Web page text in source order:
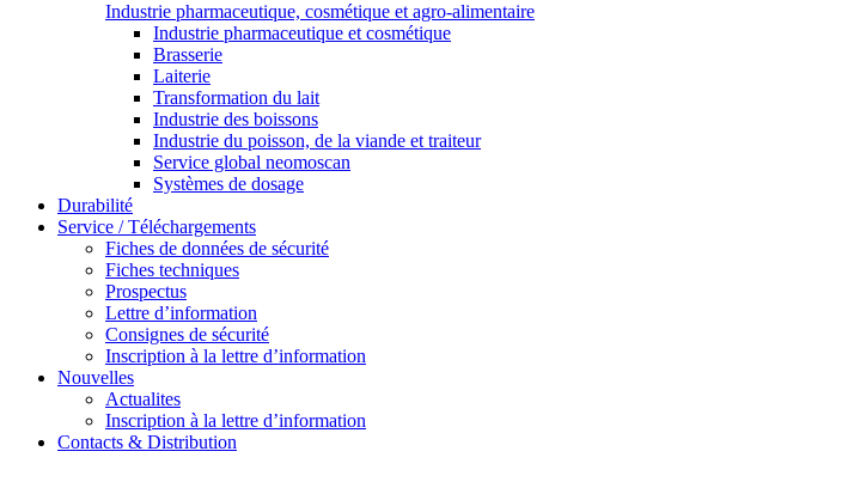
Industrie pharmaceutique, cosmétique et agro-alimentaire
Industrie pharmaceutique et cosmétique
Brasserie
Laiterie
Transformation du lait
Industrie des boissons
Industrie du poisson, de la viande et traiteur
Service global neomoscan
Systèmes de dosage
Durabilité
Service / Téléchargements
Fiches de données de sécurité
Fiches techniques
Prospectus
Lettre d’information
Consignes de sécurité
Inscription à la lettre d’information
Nouvelles
Actualites
Inscription à la lettre d’information
Contacts & Distribution